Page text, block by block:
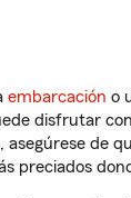
embarcación o
disfrutar
de
preciados